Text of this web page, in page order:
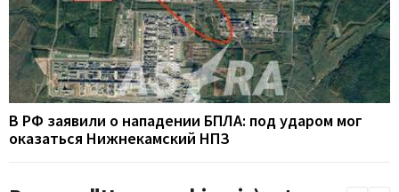
В РФ заявили о нападении БПЛА: под ударом мог
оказаться Нижнекамский НПЗ